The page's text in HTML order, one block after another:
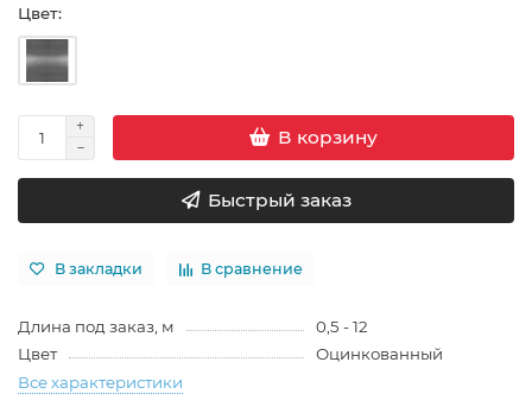
Цвет:
В корзину
Быстрый заказ
В закладки В сравнение
Длина под заказ, м
0,5 - 12
Цвет
Оцинкованный
Все характеристики